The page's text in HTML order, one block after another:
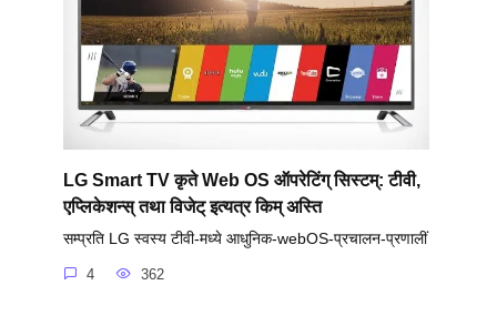
LG Smart TV कृते Web OS ऑपरेटिंग् सिस्टम्: टीवी,
एप्लिकेशन्स् तथा विजेट् इत्यत्र किम् अस्ति
सम्प्रति LG स्वस्य टीवी-मध्ये आधुनिक-webOS-प्रचालन-प्रणालीं
4 362